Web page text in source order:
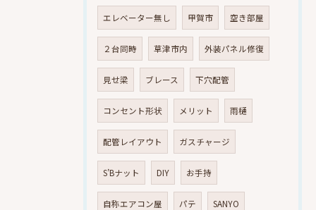
エレベーター無し 甲賀市 空き部屋
２台同時 草津市内 外装パネル修復
見せ梁 ブレース 下穴配管
コンセント形状 メリット 雨樋
配管レイアウト ガスチャージ
S’Bナット DIY お手持
自称エアコン屋 パテ SANYO